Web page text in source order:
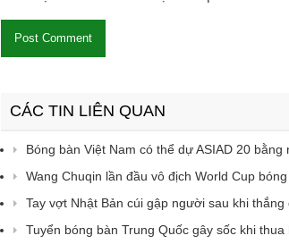
CÁC TIN LIÊN QUAN
Bóng bàn Việt Nam có thể dự ASIAD 20
Wang Chuqin lần đầu vô địch World Cup
Tay vợt Nhật Bản cúi gập người sau khi thắng
Tuyển bóng bàn Trung Quốc gây sốc khi